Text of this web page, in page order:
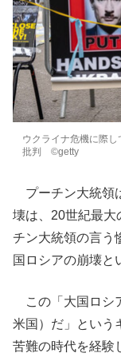
ウクライナ危機に際
批判 ©getty
プーチン大統領
壊は、20世紀最大
チン大統領の言う
国ロシアの崩壊と
この「大国ロシ
米国）だ」という
苦難の時代を経験